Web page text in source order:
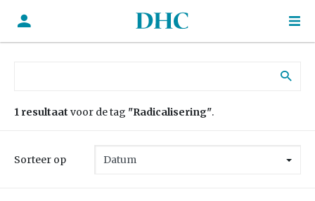
1 resultaat voor de tag "Radicalisering".
Sorteer op